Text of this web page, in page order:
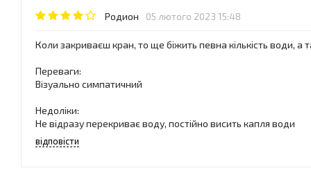
Родион 05 лютого 2023 15:48
Коли закриваєш кран, то ще біжить певна кількість води,
Переваги:
Візуально симпатичний
Недоліки:
Не відразу перекриває воду, постійно висить капля води
відповісти